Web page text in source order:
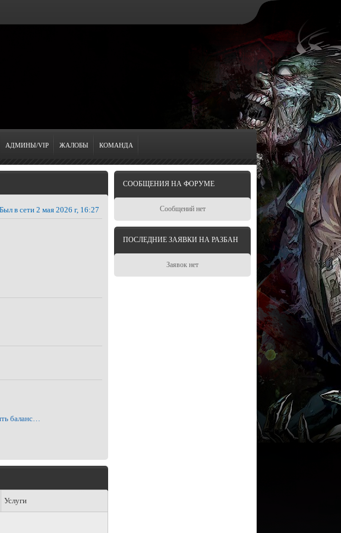
АДМИНЫ/VIP ЖАЛОБЫ КОМАНДА
Был в сети 2 мая 2026 г, 16:27
Не получается пополнить баланс через сайт
Услуги
СООБЩЕНИЯ НА ФОРУМЕ
Сообщений нет
ПОСЛЕДНИЕ ЗАЯВКИ НА РАЗБАН
Заявок нет